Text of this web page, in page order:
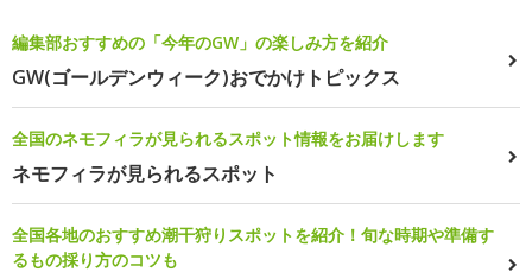
編集部おすすめの「今年のGW」の楽しみ方を紹介
GW(ゴールデンウィーク)おでかけトピックス
全国のネモフィラが見られるスポット情報をお届けします
ネモフィラが見られるスポット
全国各地のおすすめ潮干狩りスポットを紹介！旬な時期や準備す
るもの採り方のコツも